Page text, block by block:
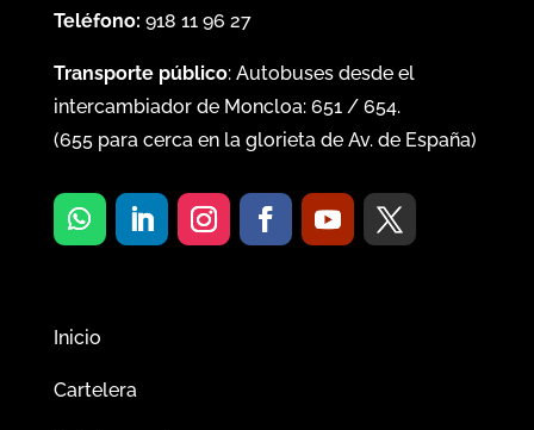
Teléfono: 918 11 96 27
Transporte público: Autobuses desde el
intercambiador de Moncloa: 651/ 654.
(655para cerca en la glorieta de Av. de España)
Inicio
Cartelera